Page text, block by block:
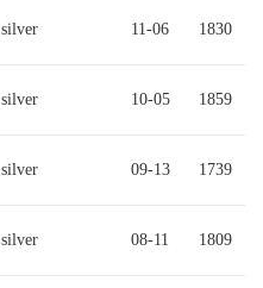
silver 11-06 1830
silver 10-05 1859
silver 09-13 1739
silver 08-11 1809